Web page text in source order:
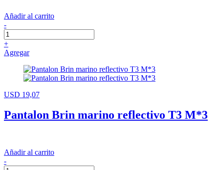
Añadir al carrito
-
+
Agregar
USD 19,07
Pantalon Brin marino reflectivo T3 M*3
Añadir al carrito
-